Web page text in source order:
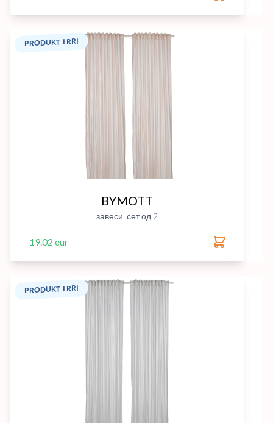
PRODUKT I RRI
BYMOTT
завеси, сет од 2
19.02 eur
PRODUKT I RRI